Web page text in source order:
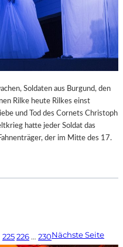
Soldaten aus Burgund, den
Rilke heute Rilkes einst
und Tod des Cornets Christoph
hatte jeder Soldat das
der im Mitte des 17.
225226 … 230Nächste Seite